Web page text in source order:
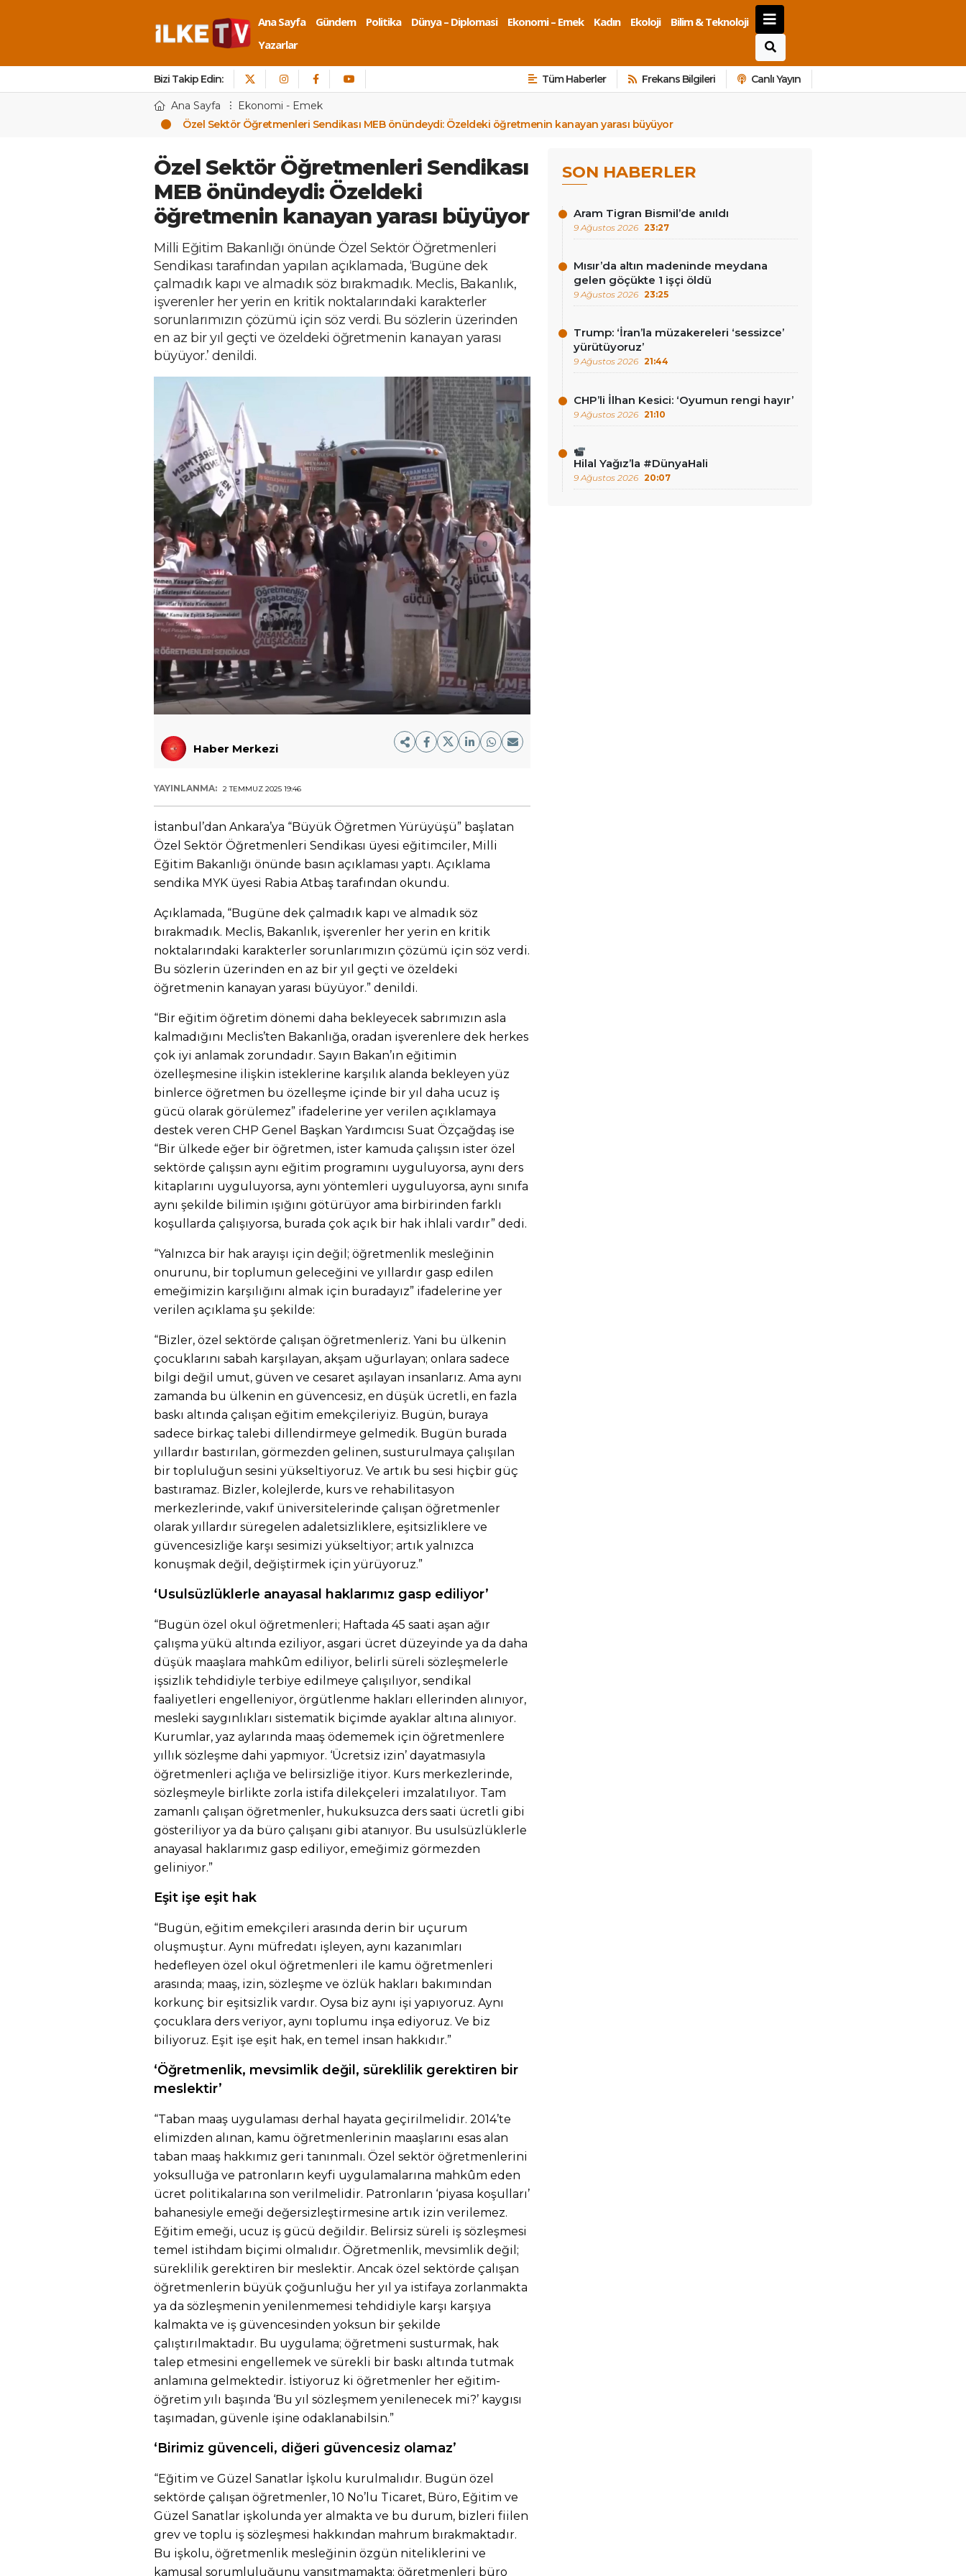
Ana Sayfa Gündem Politika Dünya – Diplomasi Ekonomi – Emek Kadın Ekoloji
Bilim & Teknoloji
Yazarlar
Bizi Takip Edin: Tüm Haberler Frekans Bilgileri Canlı Yayın
Ana Sayfa
Ekonomi - Emek
Özel Sektör Öğretmenleri Sendikası MEB önündeydi: Özeldeki öğretmenin kanayan yarası büyüyor
Özel Sektör Öğretmenleri Sendikası
MEB önündeydi: Özeldeki
öğretmenin kanayan yarası büyüyor
Milli Eğitim Bakanlığı önünde Özel Sektör Öğretmenleri
Sendikası tarafından yapılan açıklamada, ‘Bugüne dek
çalmadık kapı ve almadık söz bırakmadık. Meclis, Bakanlık,
işverenler her yerin en kritik noktalarındaki karakterler
sorunlarımızın çözümü için söz verdi. Bu sözlerin üzerinden
en az bir yıl geçti ve özeldeki öğretmenin kanayan yarası
büyüyor.’ denildi.
Haber Merkezi
YAYINLANMA: 2 TEMMUZ 2025 19:46
İstanbul’dan Ankara’ya “Büyük Öğretmen Yürüyüşü” başlatan
Özel Sektör Öğretmenleri Sendikası üyesi eğitimciler, Milli
Eğitim Bakanlığı önünde basın açıklaması yaptı. Açıklama
sendika MYK üyesi Rabia Atbaş tarafından okundu.
Açıklamada, “Bugüne dek çalmadık kapı ve almadık söz
bırakmadık. Meclis, Bakanlık, işverenler her yerin en kritik
noktalarındaki karakterler sorunlarımızın çözümü için söz verdi.
Bu sözlerin üzerinden en az bir yıl geçti ve özeldeki
öğretmenin kanayan yarası büyüyor.” denildi.
“Bir eğitim öğretim dönemi daha bekleyecek sabrımızın asla
kalmadığını Meclis’ten Bakanlığa, oradan işverenlere dek herkes
çok iyi anlamak zorundadır. Sayın Bakan’ın eğitimin
özelleşmesine ilişkin isteklerine karşılık alanda bekleyen yüz
binlerce öğretmen bu özelleşme içinde bir yıl daha ucuz iş
gücü olarak görülemez” ifadelerine yer verilen açıklamaya
destek veren CHP Genel Başkan Yardımcısı Suat Özçağdaş ise
“Bir ülkede eğer bir öğretmen, ister kamuda çalışsın ister özel
sektörde çalışsın aynı eğitim programını uyguluyorsa, aynı ders
kitaplarını uyguluyorsa, aynı yöntemleri uyguluyorsa, aynı sınıfa
aynı şekilde bilimin ışığını götürüyor ama birbirinden farklı
koşullarda çalışıyorsa, burada çok açık bir hak ihlali vardır” dedi.
“Yalnızca bir hak arayışı için değil; öğretmenlik mesleğinin
onurunu, bir toplumun geleceğini ve yıllardır gasp edilen
emeğimizin karşılığını almak için buradayız” ifadelerine yer
verilen açıklama şu şekilde:
“Bizler, özel sektörde çalışan öğretmenleriz. Yani bu ülkenin
çocuklarını sabah karşılayan, akşam uğurlayan; onlara sadece
bilgi değil umut, güven ve cesaret aşılayan insanlarız. Ama aynı
zamanda bu ülkenin en güvencesiz, en düşük ücretli, en fazla
baskı altında çalışan eğitim emekçileriyiz. Bugün, buraya
sadece birkaç talebi dillendirmeye gelmedik. Bugün burada
yıllardır bastırılan, görmezden gelinen, susturulmaya çalışılan
bir topluluğun sesini yükseltiyoruz. Ve artık bu sesi hiçbir güç
bastıramaz. Bizler, kolejlerde, kurs ve rehabilitasyon
merkezlerinde, vakıf üniversitelerinde çalışan öğretmenler
olarak yıllardır süregelen adaletsizliklere, eşitsizliklere ve
güvencesizliğe karşı sesimizi yükseltiyor; artık yalnızca
konuşmak değil, değiştirmek için yürüyoruz.”
‘Usulsüzlüklerle anayasal haklarımız gasp ediliyor’
“Bugün özel okul öğretmenleri; Haftada 45 saati aşan ağır
çalışma yükü altında eziliyor, asgari ücret düzeyinde ya da daha
düşük maaşlara mahkûm ediliyor, belirli süreli sözleşmelerle
işsizlik tehdidiyle terbiye edilmeye çalışılıyor, sendikal
faaliyetleri engelleniyor, örgütlenme hakları ellerinden alınıyor,
mesleki saygınlıkları sistematik biçimde ayaklar altına alınıyor.
Kurumlar, yaz aylarında maaş ödememek için öğretmenlere
yıllık sözleşme dahi yapmıyor. ‘Ücretsiz izin’ dayatmasıyla
öğretmenleri açlığa ve belirsizliğe itiyor. Kurs merkezlerinde,
sözleşmeyle birlikte zorla istifa dilekçeleri imzalatılıyor. Tam
zamanlı çalışan öğretmenler, hukuksuzca ders saati ücretli gibi
gösteriliyor ya da büro çalışanı gibi atanıyor. Bu usulsüzlüklerle
anayasal haklarımız gasp ediliyor, emeğimiz görmezden
geliniyor.”
Eşit işe eşit hak
“Bugün, eğitim emekçileri arasında derin bir uçurum
oluşmuştur. Aynı müfredatı işleyen, aynı kazanımları
hedefleyen özel okul öğretmenleri ile kamu öğretmenleri
arasında; maaş, izin, sözleşme ve özlük hakları bakımından
korkunç bir eşitsizlik vardır. Oysa biz aynı işi yapıyoruz. Aynı
çocuklara ders veriyor, aynı toplumu inşa ediyoruz. Ve biz
biliyoruz. Eşit işe eşit hak, en temel insan hakkıdır.”
‘Öğretmenlik, mevsimlik değil, süreklilik gerektiren bir
meslektir’
“Taban maaş uygulaması derhal hayata geçirilmelidir. 2014’te
elimizden alınan, kamu öğretmenlerinin maaşlarını esas alan
taban maaş hakkımız geri tanınmalı. Özel sektör öğretmenlerini
yoksulluğa ve patronların keyfi uygulamalarına mahkûm eden
ücret politikalarına son verilmelidir. Patronların ‘piyasa koşulları’
bahanesiyle emeği değersizleştirmesine artık izin verilemez.
Eğitim emeği, ucuz iş gücü değildir. Belirsiz süreli iş sözleşmesi
temel istihdam biçimi olmalıdır. Öğretmenlik, mevsimlik değil;
süreklilik gerektiren bir meslektir. Ancak özel sektörde çalışan
öğretmenlerin büyük çoğunluğu her yıl ya istifaya zorlanmakta
ya da sözleşmenin yenilenmemesi tehdidiyle karşı karşıya
kalmakta ve iş güvencesinden yoksun bir şekilde
çalıştırılmaktadır. Bu uygulama; öğretmeni susturmak, hak
talep etmesini engellemek ve sürekli bir baskı altında tutmak
anlamına gelmektedir. İstiyoruz ki öğretmenler her eğitim-
öğretim yılı başında ‘Bu yıl sözleşmem yenilenecek mi?’ kaygısı
taşımadan, güvenle işine odaklanabilsin.”
‘Birimiz güvenceli, diğeri güvencesiz olamaz’
“Eğitim ve Güzel Sanatlar İşkolu kurulmalıdır. Bugün özel
sektörde çalışan öğretmenler, 10 No’lu Ticaret, Büro, Eğitim ve
Güzel Sanatlar işkolunda yer almakta ve bu durum, bizleri fiilen
grev ve toplu iş sözleşmesi hakkından mahrum bırakmaktadır.
Bu işkolu, öğretmenlik mesleğinin özgün niteliklerini ve
kamusal sorumluluğunu yansıtmamakta; öğretmenleri büro
SON HABERLER
Aram Tigran Bismil’de anıldı
9 Ağustos 2026 23:27
Mısır’da altın madeninde meydana
gelen göçükte 1 işçi öldü
9 Ağustos 2026 23:25
Trump: ‘İran’la müzakereleri ‘sessizce’
yürütüyoruz’
9 Ağustos 2026 21:44
CHP’li İlhan Kesici: ‘Oyumun rengi hayır’
9 Ağustos 2026 21:10
Hilal Yağız’la #DünyaHali
9 Ağustos 2026 20:07